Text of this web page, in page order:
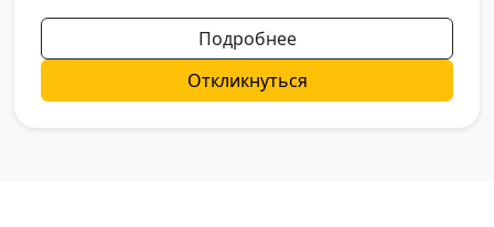
Подробнее
Откликнуться